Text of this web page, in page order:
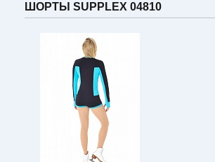
ШОРТЫ SUPPLEX 04810